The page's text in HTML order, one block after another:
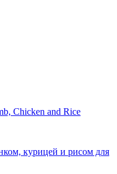
Chicken and Rice
курицей и рисом для